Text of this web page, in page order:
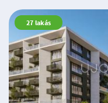
27 lakás